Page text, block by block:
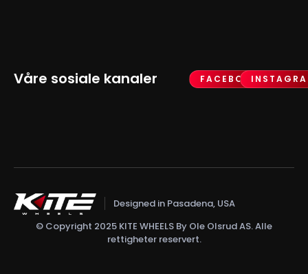
Våre sosiale kanaler FACEBOOK
Designed in Pasadena, USA
© Copyright 2025 KITE WHEELS By Ole Olsrud AS. Alle
rettigheter reservert.